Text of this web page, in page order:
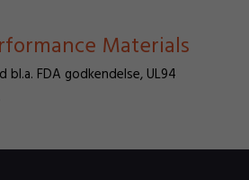
Materials
FDA godkendelse, UL94